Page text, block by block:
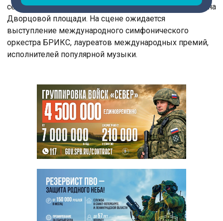
сезоны». Его кульминацией станет большой концерт на
Дворцовой площади. На сцене ожидается
выступление международного симфонического
оркестра БРИКС, лауреатов международных премий,
исполнителей популярной музыки.